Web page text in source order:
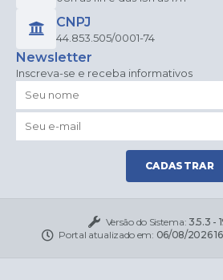
CNPJ
44.853.505/0001-74
Newsletter
Inscreva-se e receba informativos
CADASTRAR
Versão do Sistema: 3.5.3 -
Portal atualizado em: 06/08/2026